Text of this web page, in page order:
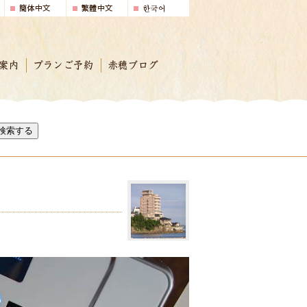
内 プランご予約 赤穂ブログ
索する